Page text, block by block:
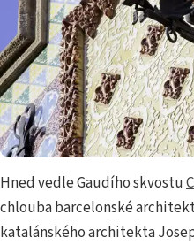
Hned vedle Gaudího skvostu
chlouba barcelonské
katalánského architekta